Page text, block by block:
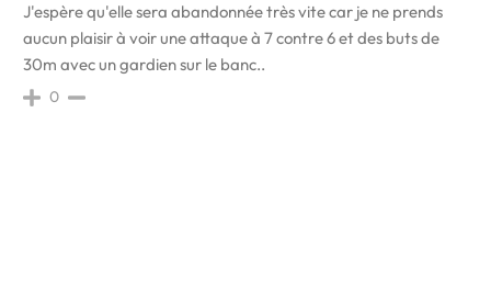
J'espère qu'elle sera abandonnée très vite car je ne prends
aucun plaisir à voir une attaque à 7 contre 6 et des buts de
30m avec un gardien sur le banc..
0